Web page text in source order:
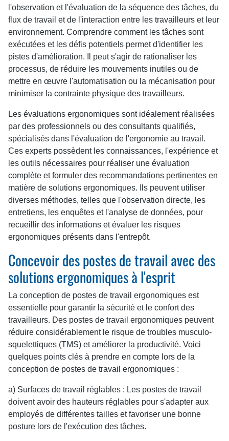
l'observation et l'évaluation de la séquence des tâches, du
flux de travail et de l'interaction entre les travailleurs et leur
environnement. Comprendre comment les tâches sont
exécutées et les défis potentiels permet d'identifier les
pistes d'amélioration. Il peut s'agir de rationaliser les
processus, de réduire les mouvements inutiles ou de
mettre en œuvre l'automatisation ou la mécanisation pour
minimiser la contrainte physique des travailleurs.
Les évaluations ergonomiques sont idéalement réalisées
par des professionnels ou des consultants qualifiés,
spécialisés dans l'évaluation de l'ergonomie au travail.
Ces experts possèdent les connaissances, l'expérience et
les outils nécessaires pour réaliser une évaluation
complète et formuler des recommandations pertinentes en
matière de solutions ergonomiques. Ils peuvent utiliser
diverses méthodes, telles que l'observation directe, les
entretiens, les enquêtes et l'analyse de données, pour
recueillir des informations et évaluer les risques
ergonomiques présents dans l'entrepôt.
Concevoir des postes de travail avec des
solutions ergonomiques à l'esprit
La conception de postes de travail ergonomiques est
essentielle pour garantir la sécurité et le confort des
travailleurs. Des postes de travail ergonomiques peuvent
réduire considérablement le risque de troubles musculo-
squelettiques (TMS) et améliorer la productivité. Voici
quelques points clés à prendre en compte lors de la
conception de postes de travail ergonomiques :
a) Surfaces de travail réglables : Les postes de travail
doivent avoir des hauteurs réglables pour s'adapter aux
employés de différentes tailles et favoriser une bonne
posture lors de l'exécution des tâches.